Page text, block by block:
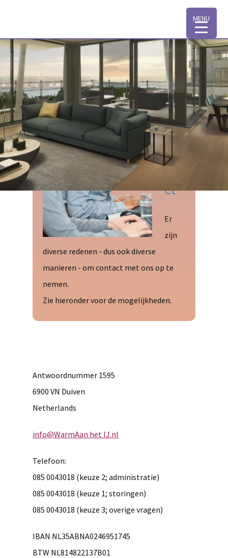
WEL
KOM
IN
AAN
HET
IJ
Co
nta
ct
Er
zijn
diverse redenen - dus ook diverse
manieren - om contact met ons op te
nemen.
Zie hieronder voor de mogelijkheden.
Antwoordnummer 1595
6900 VN Duiven
Netherlands
info@WarmAan het IJ.nl
Telefoon:
085 0043018 (keuze 2; administratie)
085 0043018 (keuze 1; storingen)
085 0043018 (keuze 3; overige vragen)
IBAN NL35ABNA0246951745
BTW NL814822137B01
MENU